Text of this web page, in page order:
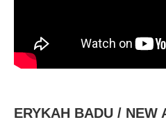
ERYKAH BADU / NEW